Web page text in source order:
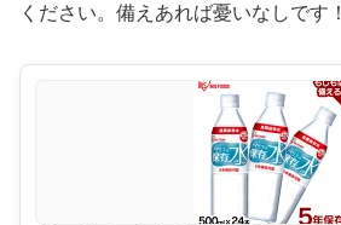
ください。備えあれば憂いなしです！